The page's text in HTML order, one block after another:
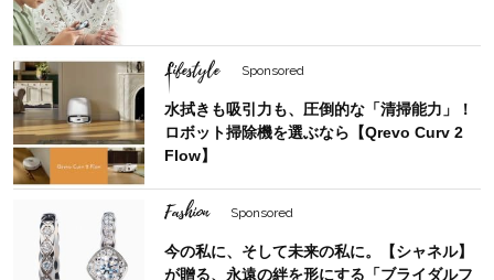
Lifestyle Sponsored
水拭きも吸引力も、圧倒的な「清掃能力」！
ロボット掃除機を選ぶなら【Qrevo Curv 2
Flow】
Fashion Sponsored
今の私に、そして未来の私に。【シャネル】
が贈る、永遠の絆を形にする「ブライダルフ